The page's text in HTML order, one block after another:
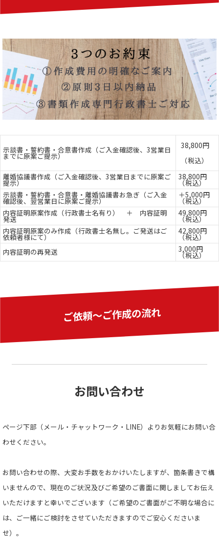
示談書・誓約書・合意書作成（ご入金確認後、3営業日
までに原案ご提示）
38,800円
（税込）
離婚協議書作成（ご入金確認後、3営業日までに原案ご
提示）
38,800円
（税込）
示談書・誓約書・合意書・離婚協議書お急ぎ（ご入金
確認後、翌営業日に原案ご提示）
＋5,000円
（税込）
内容証明原案作成（行政書士名有り） ＋ 内容証明
発送
49,800円
（税込）
内容証明原案のみ作成（行政書士名無し。ご発送はご
依頼者様にて）
42,800円
（税込）
内容証明の再発送
3,000円
（税込）
ご依頼〜ご作成の流れ
お問い合わせ
ページ下部（メール・チャットワーク・LINE）よりお気軽にお問い合
わせください。
お問い合わせの際、大変お手数をおかけいたしますが、箇条書きで構
いませんので、現在のご状況及びご希望のご書面に関しましてお伝え
いただけますと幸いでございます（ご希望のご書面がご不明な場合に
は、ご一緒にご検討をさせていただきますのでご安心くださいま
せ）。